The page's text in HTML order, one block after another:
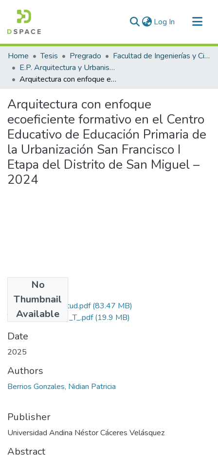
Log In (current)
Communities & Collections
All of DSpace
Statistics
Home Tesis Pregrado
Facultad de Ingenierías y Ciencias Puras
E.P. Arquitectura y Urbanismo
Arquitectura con enfoque ecoeficiente formativo en el Centro Educativo de Educación Primaria de la Urbanización San Francisco I Etapa del Distrito de San Miguel – 2024
Arquitectura con enfoque
ecoeficiente formativo en el Centro
Educativo de Educación Primaria de
la Urbanización San Francisco I
Etapa del Distrito de San Miguel –
2024
No
Thumbnail
Available
Grado de Similitud.pdf(83.47 MB)
T036_47432323_T_.pdf(19.9 MB)
Date
2025
Authors
Berrios Gonzales, Nidian Patricia
Publisher
Universidad Andina Néstor Cáceres Velásquez
Abstract